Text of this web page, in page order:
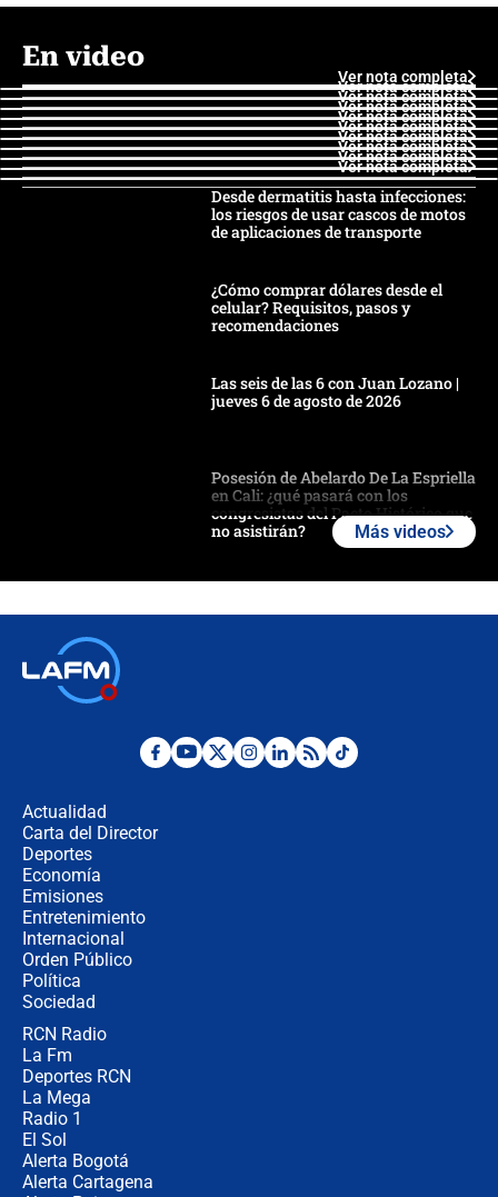
En video
Ver nota completa
Ver nota completa
Ver nota completa
Ver nota completa
Ver nota completa
Ver nota completa
Ver nota completa
Ver nota completa
Ver nota completa
Ver nota completa
Desde dermatitis hasta infecciones:
los riesgos de usar cascos de motos
de aplicaciones de transporte
¿Cómo comprar dólares desde el
celular? Requisitos, pasos y
recomendaciones
Las seis de las 6 con Juan Lozano |
jueves 6 de agosto de 2026
Posesión de Abelardo De La Espriella
en Cali: ¿qué pasará con los
congresistas del Pacto Histórico que
no asistirán?
crece el pulso por la elección del
¿Por qué De la Espriella gobernará
Más videos
Actualidad
Carta del Director
Deportes
Economía
Emisiones
Entretenimiento
Internacional
Orden Público
Política
Sociedad
RCN Radio
La Fm
Deportes RCN
La Mega
Radio 1
El Sol
Alerta Bogotá
Alerta Cartagena